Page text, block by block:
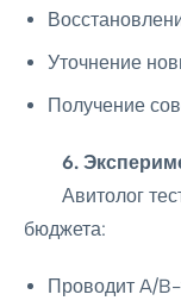
Уточнение
Получение
6.
Авитолог
бюджета:
Проводит A/